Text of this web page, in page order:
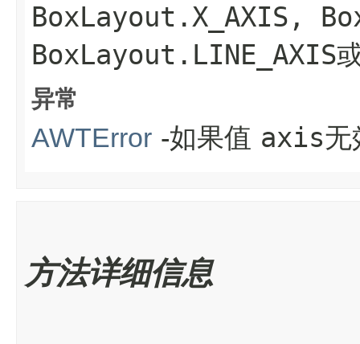
BoxLayout.X_AXIS,
BoxLayout.LINE_AXIS
异常
AWTError -如果值 axis无
方法详细信息